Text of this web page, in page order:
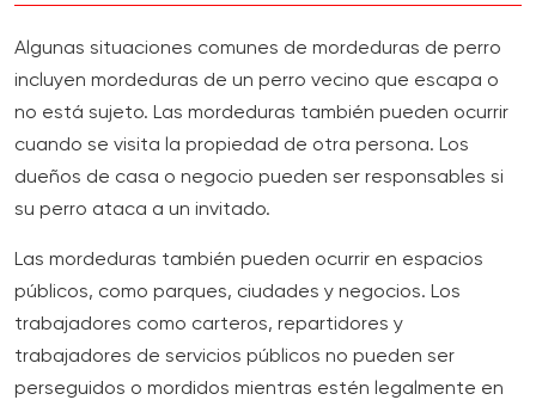
Algunas situaciones comunes de mordeduras de perro
incluyen mordeduras de un perro vecino que escapa o
no está sujeto. Las mordeduras también pueden ocurrir
cuando se visita la propiedad de otra persona. Los
dueños de casa o negocio pueden ser responsables si
su perro ataca a un invitado.
Las mordeduras también pueden ocurrir en espacios
públicos, como parques, ciudades y negocios. Los
trabajadores como carteros, repartidores y
trabajadores de servicios públicos no pueden ser
perseguidos o mordidos mientras estén legalmente en